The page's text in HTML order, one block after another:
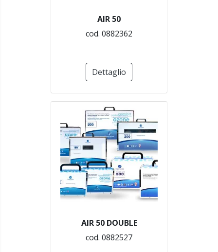
AIR 50
cod. 0882362
Dettaglio
AIR 50 DOUBLE
cod. 0882527